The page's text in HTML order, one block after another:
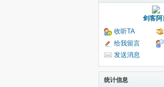
剑客阿
收听TA
给我留言
发送消息
统计信息